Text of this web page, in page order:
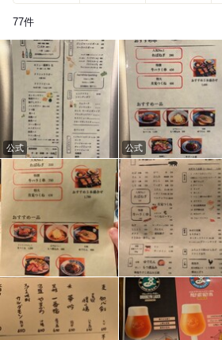
77件
公式 公式